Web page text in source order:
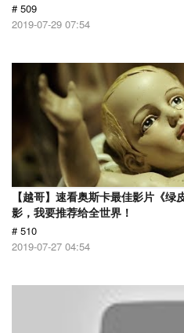
# 509
2019-07-29 07:54
【越哥】速看奥斯卡最佳影片《
影，我要推荐给全世界！
# 510
2019-07-27 04:54